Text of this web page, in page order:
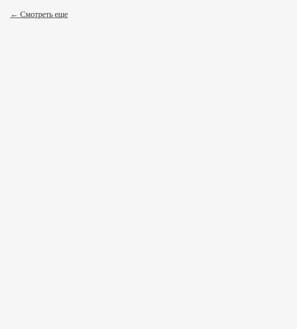
Смотреть еще